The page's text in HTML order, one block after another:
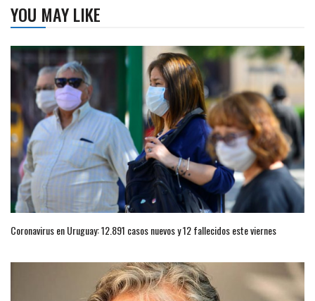
YOU MAY LIKE
Coronavirus en Uruguay: 12.891 casos nuevos y 12 fallecidos este viernes